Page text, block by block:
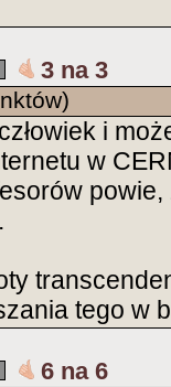
3 na 3
i
w
powie,
tego w
6 na 6